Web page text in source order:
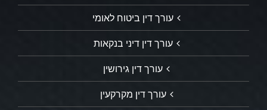
עורך דין ביטוח לאומי
עורך דין דיני בנקאות
עורך דין גירושין
עורך דין מקרקעין